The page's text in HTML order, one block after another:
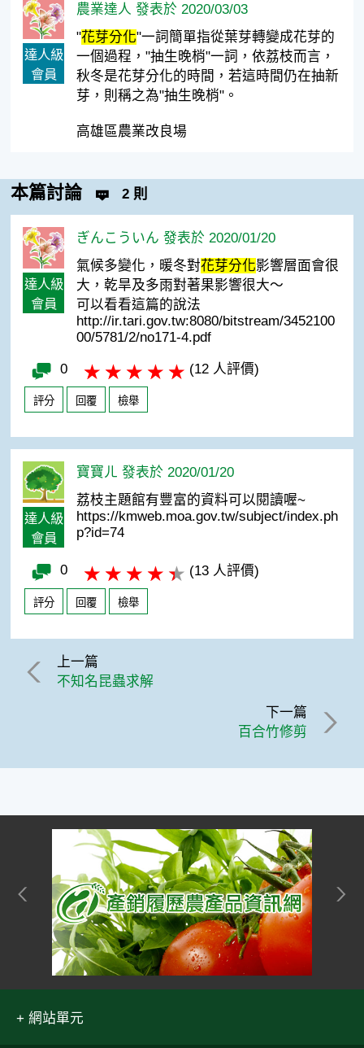
達人級
會員
農業達人 發表於 2020/03/03
"花芽分化"一詞簡單指從葉芽轉變成花芽的
一個過程，"抽生晚梢"一詞，依荔枝而言，
秋冬是花芽分化的時間，若這時間仍在抽新
芽，則稱之為"抽生晚梢"。
高雄區農業改良場
本篇討論 2 則
達人級
會員
ぎんこういん 發表於 2020/01/20
氣候多變化，暖冬對花芽分化影響層面會很
大，乾旱及多雨對著果影響很大～
可以看看這篇的說法
http://ir.tari.gov.tw:8080/bitstream/3452100
00/5781/2/no171-4.pdf
0 (12 人評價)
評分 回覆 檢舉
達人級
會員
寶寶ㄦ 發表於 2020/01/20
荔枝主題館有豐富的資料可以閱讀喔~
https://kmweb.moa.gov.tw/subject/index.ph
p?id=74
0 (13 人評價)
評分 回覆 檢舉
上一篇
不知名昆蟲求解
下一篇
百合竹修剪
網站單元